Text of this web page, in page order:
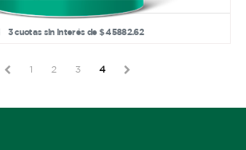
3 cuotas sin interés de $ 45882.62
1 2 3 4